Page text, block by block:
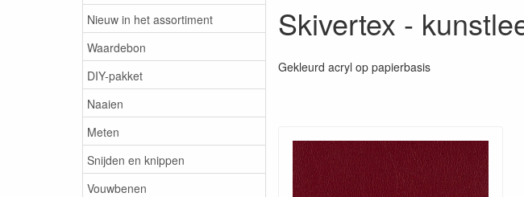
Nieuw in het assortiment
Waardebon
DIY-pakket
Naaien
Meten
Snijden en knippen
Vouwbenen
Skivertex -
Gekleurd acryl op papierbasis